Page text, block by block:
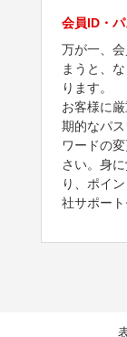
会員ID・
万が一、
まうと、
ります。
お客様に
期的なパ
ワードの
さい。身
り、ポイ
社サポート